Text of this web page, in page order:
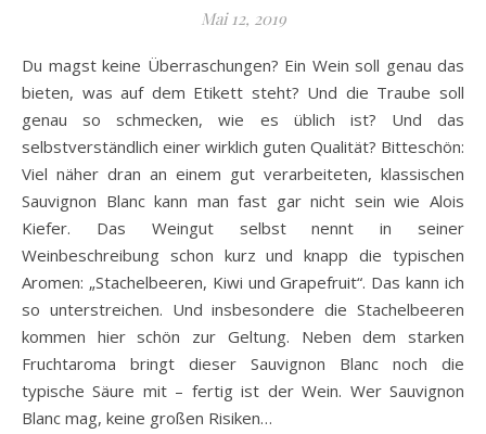
Mai 12, 2019
Du magst keine Überraschungen? Ein Wein soll genau das
bieten, was auf dem Etikett steht? Und die Traube soll
genau so schmecken, wie es üblich ist? Und das
selbstverständlich einer wirklich guten Qualität? Bitteschön:
Viel näher dran an einem gut verarbeiteten, klassischen
Sauvignon Blanc kann man fast gar nicht sein wie Alois
Kiefer. Das Weingut selbst nennt in seiner
Weinbeschreibung schon kurz und knapp die typischen
Aromen: „Stachelbeeren, Kiwi und Grapefruit“. Das kann ich
so unterstreichen. Und insbesondere die Stachelbeeren
kommen hier schön zur Geltung. Neben dem starken
Fruchtaroma bringt dieser Sauvignon Blanc noch die
typische Säure mit – fertig ist der Wein. Wer Sauvignon
Blanc mag, keine großen Risiken…